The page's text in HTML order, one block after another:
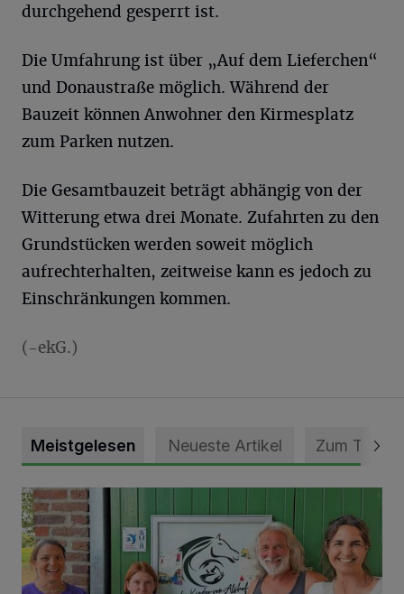
durchgehend gesperrt ist.
Die Umfahrung ist über „Auf dem Lieferchen“
und Donaustraße möglich. Während der
Bauzeit können Anwohner den Kirmesplatz
zum Parken nutzen.
Die Gesamtbauzeit beträgt abhängig von der
Witterung etwa drei Monate. Zufahrten zu den
Grundstücken werden soweit möglich
aufrechterhalten, zeitweise kann es jedoch zu
Einschränkungen kommen.
(-ekG.)
Meistgelesen Neueste Artikel Zum Thema
Vorbildlicher Einsatz für den Artenschutz gewürdigt